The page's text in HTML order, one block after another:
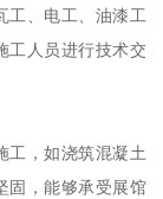
工、电工、油漆工
工人员进行技术交
工，如浇筑混凝土
固，能够承受展馆